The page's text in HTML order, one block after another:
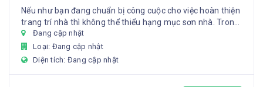
Nếu như bạn đang chuẩn bị công cuộc cho việc hoàn thiện
trang trí nhà thì không thể thiểu hạng mục sơn nhà. Trong
phố...Đang cập nhật
Loại: Đang cập nhật
Diện tích: Đang cập nhật